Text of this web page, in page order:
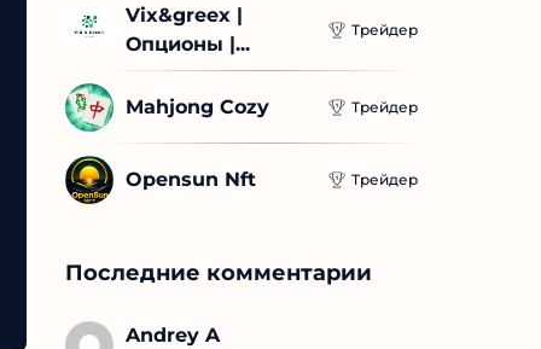
Vix&greex |
Опционы |...
Трейдер
Mahjong Cozy Трейдер
Opensun Nft Трейдер
Последние комментарии
Andrey A